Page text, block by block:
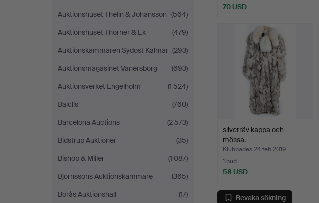
Auktionshuset Thelin & Johansson (564)
Auktionshuset Thörner & Ek
(479)
Auktionskammaren Sydost Kalmar (293)
Auktionsmagasinet Vänersborg
(693)
Auktionsverket Engelholm
(1 524)
Balclis
(760)
Barcelona Auctions
(2 573)
Bidstrup Auktioner
(35)
Bishop & Miller
(1 087)
Björnssons Auktionskammare
(365)
Borås Auktionshall
(17)
70 USD
silverräv kappa och
mössa.
Klubbades 24 feb 2019
1 bud
58 USD
Bevaka sökning